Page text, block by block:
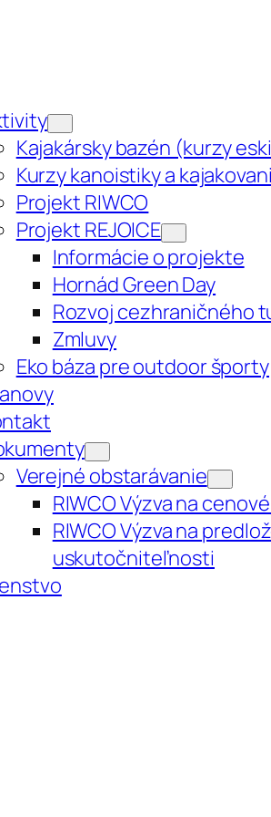
Kajakársky bazén (kurzy
Kurzy kanoistiky a
Projekt RIWCO
Projekt REJOICE
Informácie o projekte
Hornád Green Day
Rozvoj cezhraničného
Zmluvy
Eko báza pre outdoor športy
Verejné obstarávanie
RIWCO Výzva na
RIWCO Výzva na
uskutočniteľnosti